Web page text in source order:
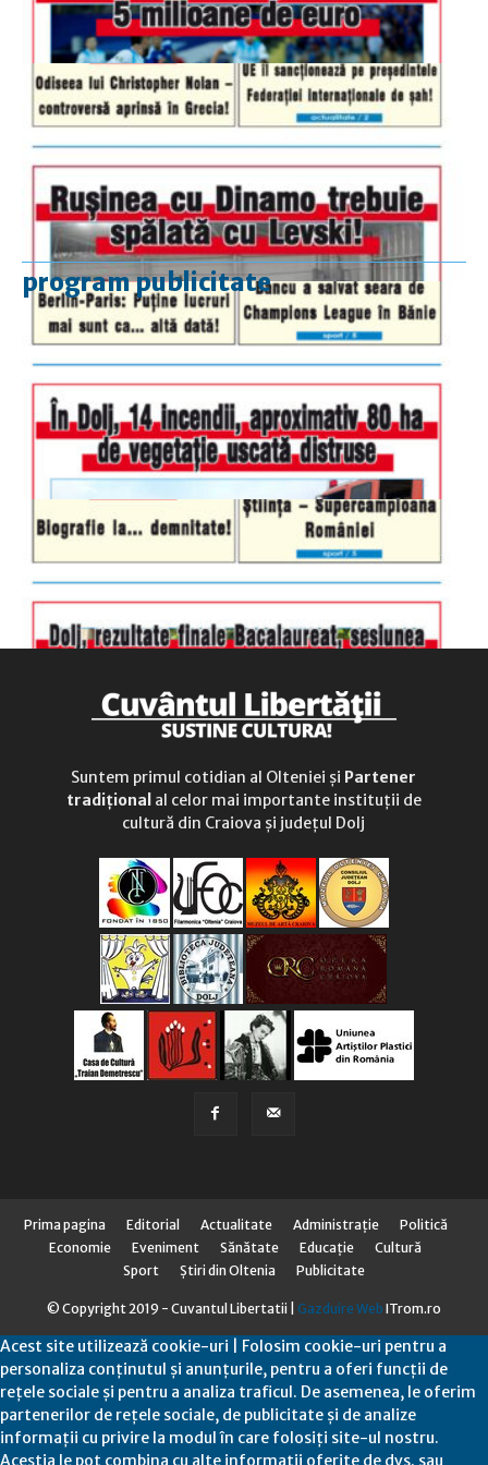
program publicitate
luni-vineri
9.00 - 17.00
duminică
9.00 - 12.00
Suntem primul cotidian al Olteniei și Partener
tradițional al celor mai importante instituții de
cultură din Craiova și județul Dolj
Prima pagina Editorial Actualitate Administraţie
Politică
Economie
Eveniment Sănătate Educaţie
Cultură
Sport
Știri din Oltenia Publicitate
© Copyright 2019 - Cuvantul Libertatii | Gazduire Web ITrom.ro
Acest site utilizează cookie-uri | Folosim cookie-uri pentru a
personaliza conținutul și anunțurile, pentru a oferi funcții de
rețele sociale și pentru a analiza traficul. De asemenea, le oferim
partenerilor de rețele sociale, de publicitate și de analize
informații cu privire la modul în care folosiți site-ul nostru.